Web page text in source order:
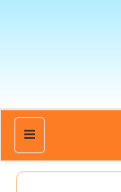
منو